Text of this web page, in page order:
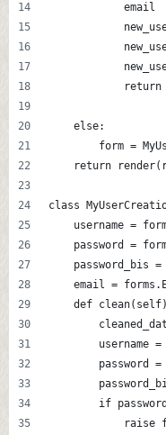
email
return
    else:
form =
return
class
username =
password =
password_bis
email =
def
username =
password =
if
raise